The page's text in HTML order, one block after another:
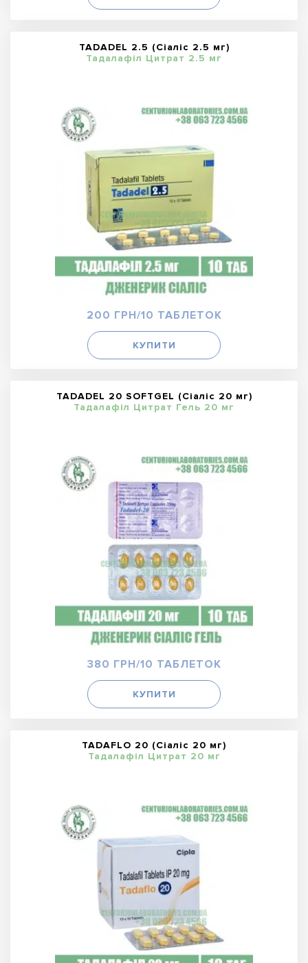
TADADEL 2.5 (Сіаліс 2.5 мг)
Тадалафіл Цитрат 2.5 мг
200 ГРН/10 ТАБЛЕТОК
КУПИТИ
TADADEL 20 SOFTGEL (Сіаліс 20 мг)
Тадалафіл Цитрат Гель 20 мг
380 ГРН/10 ТАБЛЕТОК
КУПИТИ
TADAFLO 20 (Сіаліс 20 мг)
Тадалафіл Цитрат 20 мг